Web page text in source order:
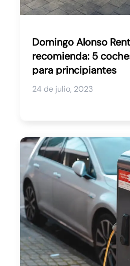
Domingo Alonso
recomienda: 5
para principiantes
24 de julio, 2023